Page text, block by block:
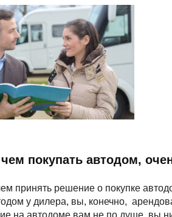
покупать автодом,
принять решение о покупке
у дилера, вы, конечно,